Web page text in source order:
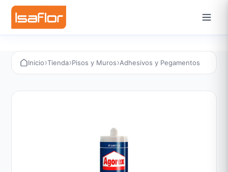
Inicio›Tienda›Pisos y Muros›Adhesivos y Pegamentos